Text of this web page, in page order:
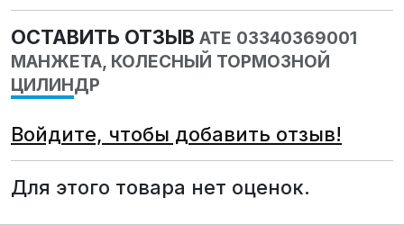
ОСТАВИТЬ ОТЗЫВ ATE 03340369001
МАНЖЕТА, КОЛЕСНЫЙ ТОРМОЗНОЙ
ЦИЛИНДР
Войдите, чтобы добавить отзыв!
Для этого товара нет оценок.